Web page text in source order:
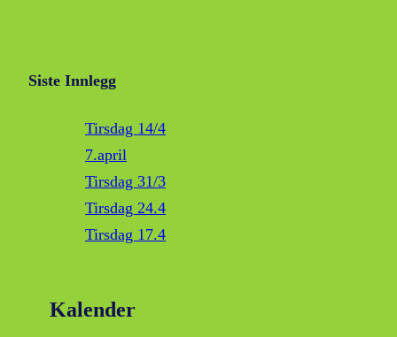
Siste Innlegg
Tirsdag 14/4
7.april
Tirsdag 31/3
Tirsdag 24.4
Tirsdag 17.4
Kalender